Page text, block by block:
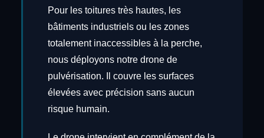
Pour les toitures très hautes, les
bâtiments industriels ou les zones
totalement inaccessibles à la perche,
nous déployons notre drone de
pulvérisation. Il couvre les surfaces
élevées avec précision sans aucun
risque humain.